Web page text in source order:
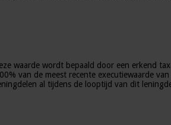
waarde wordt bepaald door een erkend
van de meest recente executiewaarde
al tijdens de looptijd van dit